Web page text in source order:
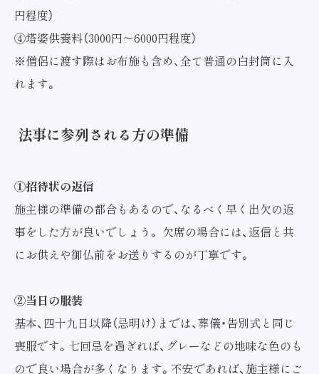
円程度）
④塔婆供養料（3000円～6000円程度）
※僧侶に渡す際はお布施も含め、全て普通の白封筒に入
れます。
法事に参列される方の準備
①招待状の返信
施主様の準備の都合もあるので、なるべく早く出欠の返
事をした方が良いでしょう。 欠席の場合には、返信と共
にお供えや御仏前をお送りするのが丁寧です。
②当日の服装
基本、四十九日以降（忌明け）までは、葬儀・告別式と同じ
喪服です。七回忌を過ぎれば、グレーなどの地味な色のも
ので良い場合が多くなります。不安であれば、施主様にご